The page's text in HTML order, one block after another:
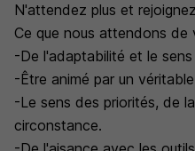
N'attendez plus et
Ce que nous attendons de
-De l'adaptabilité et le
-Être animé par un
-Le sens des priorités, de
circonstance.